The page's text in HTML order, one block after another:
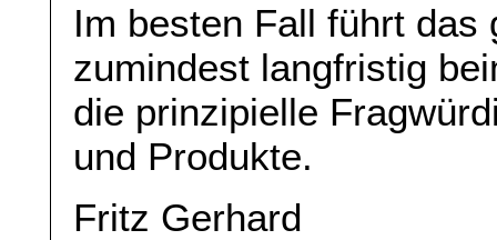
Im besten Fall führt das
zumindest langfristig
die prinzipielle
und Produkte.
Fritz Gerhard